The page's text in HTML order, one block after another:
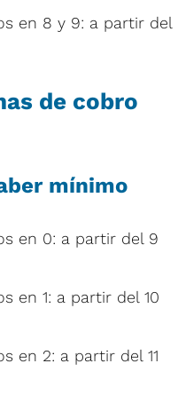
en 8 y 9: a partir del
de cobro
mínimo
en 0: a partir del 9
en 1: a partir del 10
en 2: a partir del 11